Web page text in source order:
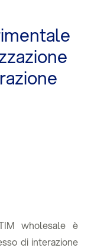
wholesale è
di interazione